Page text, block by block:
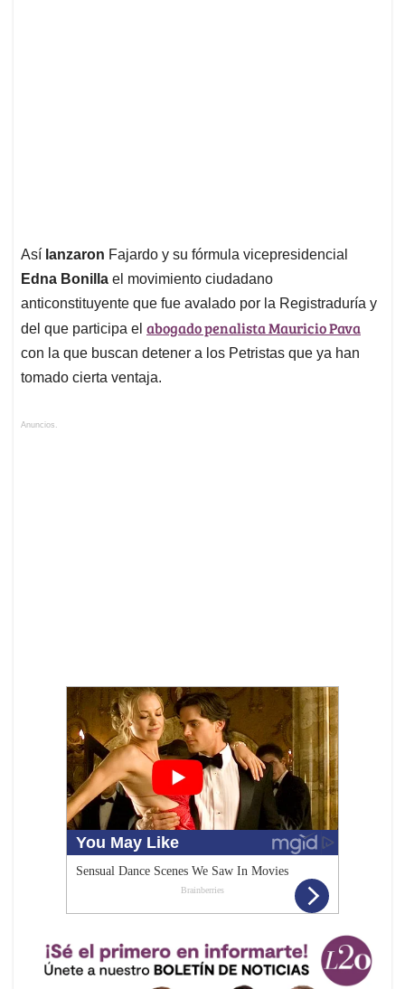
Así lanzaron Fajardo y su fórmula vicepresidencial
Edna Bonilla el movimiento ciudadano
anticonstituyente que fue avalado por la Registraduría y
del que participa el abogado penalista Mauricio Pava
con la que buscan detener a los Petristas que ya han
tomado cierta ventaja.
Anuncios.